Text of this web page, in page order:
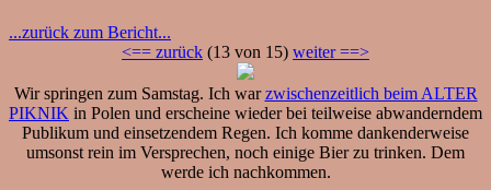
...zurück zum Bericht...
<== zurück (13 von 15) weiter ==>
Wir springen zum Samstag. Ich warzwischenzeitlich beim ALTER
PIKNIK in Polen und erscheine wieder bei teilweise abwanderndem
Publikum und einsetzendem Regen. Ich komme dankenderweise
umsonst rein im Versprechen, noch einige Bier zu trinken. Dem
werde ich nachkommen.